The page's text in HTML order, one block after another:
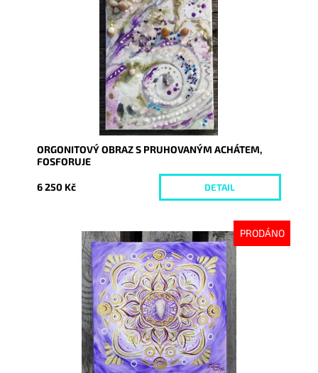
Vyprodáno
9338
ORGONITOVÝ OBRAZ S PRUHOVANÝM ACHÁTEM,
FOSFORUJE
6 250 Kč DETAIL
PRODÁNO
Dostupnost:
Vyprodáno
9325